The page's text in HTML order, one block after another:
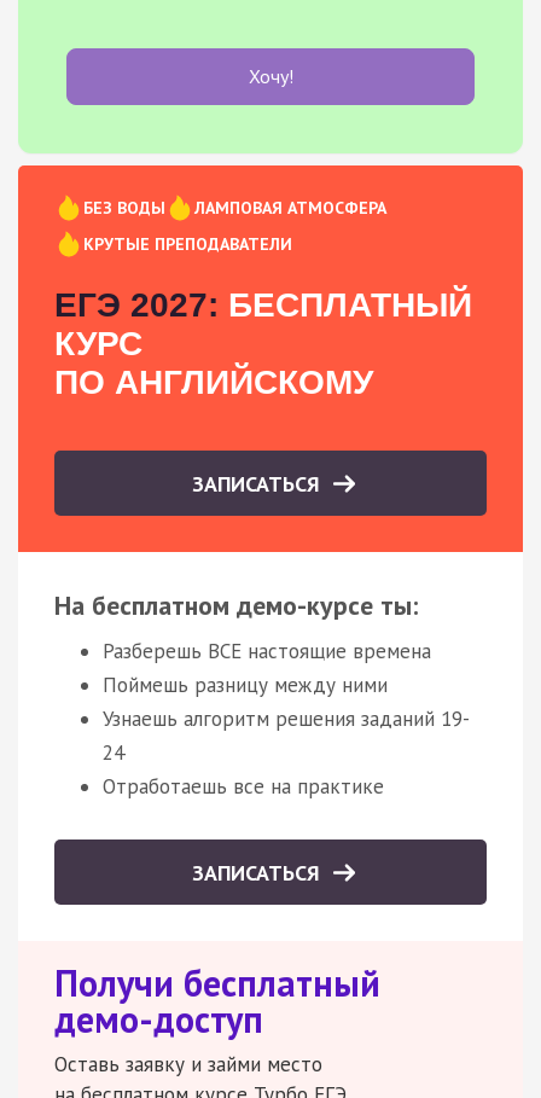
Хочу!
БЕЗ ВОДЫ
ЛАМПОВАЯ АТМОСФЕРА
КРУТЫЕ ПРЕПОДАВАТЕЛИ
ЕГЭ 2027: БЕСПЛАТНЫЙ
КУРС
ПО АНГЛИЙСКОМУ
ЗАПИСАТЬСЯ
На бесплатном демо-курсе ты:
Разберешь ВСЕ настоящие времена
Поймешь разницу между ними
Узнаешь алгоритм решения заданий 19-
24
Отработаешь все на практике
ЗАПИСАТЬСЯ
Получи бесплатный
демо-доступ
Оставь заявку и займи место